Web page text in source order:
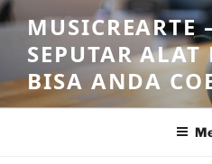
Skip
to
content
MUSICREARTE
SEPUTAR
BISA ANDA